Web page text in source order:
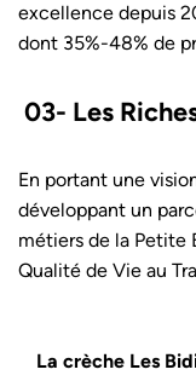
excellence depuis
dont 35%-48% de
03- Les
En portant une
développant un
métiers de la Petite
Qualité de Vie au
La crèche Les